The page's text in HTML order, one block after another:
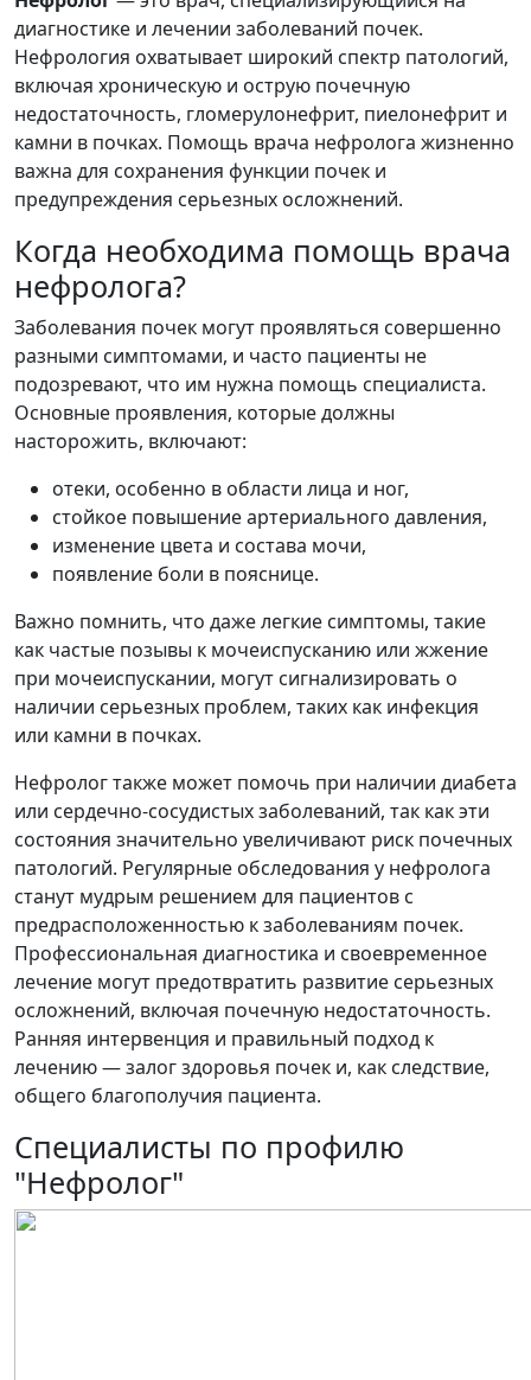
диагностике и лечении заболеваний почек.
Нефрология охватывает широкий спектр патологий,
включая хроническую и острую почечную
недостаточность, гломерулонефрит, пиелонефрит и
камни в почках. Помощь врача нефролога жизненно
важна для сохранения функции почек и
предупреждения серьезных осложнений.
Когда необходима помощь врача
нефролога?
Заболевания почек могут проявляться совершенно
разными симптомами, и часто пациенты не
подозревают, что им нужна помощь специалиста.
Основные проявления, которые должны
насторожить, включают:
отеки, особенно в области лица и ног,
стойкое повышение артериального давления,
изменение цвета и состава мочи,
появление боли в пояснице.
Важно помнить, что даже легкие симптомы, такие
как частые позывы к мочеиспусканию или жжение
при мочеиспускании, могут сигнализировать о
наличии серьезных проблем, таких как инфекция
или камни в почках.
Нефролог также может помочь при наличии диабета
или сердечно-сосудистых заболеваний, так как эти
состояния значительно увеличивают риск почечных
патологий. Регулярные обследования у нефролога
станут мудрым решением для пациентов с
предрасположенностью к заболеваниям почек.
Профессиональная диагностика и своевременное
лечение могут предотвратить развитие серьезных
осложнений, включая почечную недостаточность.
Ранняя интервенция и правильный подход к
лечению — залог здоровья почек и, как следствие,
общего благополучия пациента.
Специалисты по профилю
"Нефролог"